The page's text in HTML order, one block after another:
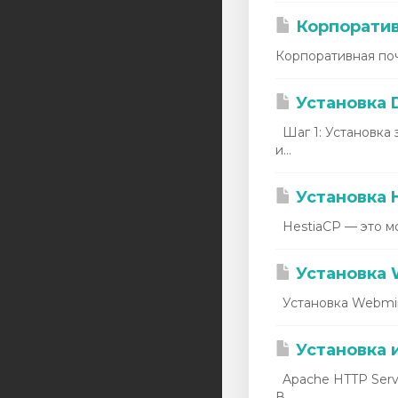
Корпоративная
Установка
Шаг 1:
и...
Установка
HestiaCP — это
Установка
Установка
Установка
Apache HTTP